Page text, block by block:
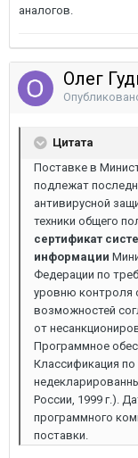
аналогов.
Олег
Цитата
Поставке в
подлежат
антивирусной
техники общего
сертификат
информации
Федерации по
уровню контроля
возможностей
от
Программное
Классификация
России, 1999 г.).
программного
поставки.